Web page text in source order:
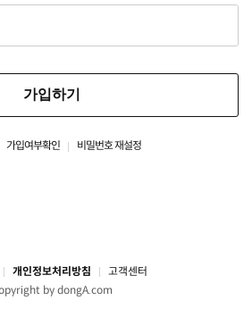
가입하기
가입여부확인 비밀번호 재설정
개인정보처리방침
고객센터
by dongA.com